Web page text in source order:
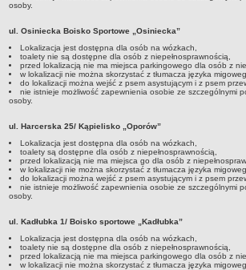
osoby.
ul. Osiniecka Boisko Sportowe „Osiniecka”
Lokalizacja jest dostępna dla osób na wózkach,
toalety nie są dostępne dla osób z niepełnosprawnością,
przed lokalizacją nie ma miejsca parkingowego dla osób z
w lokalizacji nie można skorzystać z tłumacza języka
do lokalizacji można wejść z psem asystującym i z psem
nie istnieje możliwość zapewnienia osobie ze szczególnymi
osoby.
ul. Harcerska 25/ Kąpielisko „Oporów”
Lokalizacja jest dostępna dla osób na wózkach,
toalety są dostępne dla osób z niepełnosprawnością,
przed lokalizacją nie ma miejsca go dla osób z
w lokalizacji nie można skorzystać z tłumacza języka
do lokalizacji można wejść z psem asystującym i z psem
nie istnieje możliwość zapewnienia osobie ze szczególnymi
osoby.
ul. Kadłubka 1/ Boisko sportowe „Kadłubka”
Lokalizacja jest dostępna dla osób na wózkach,
toalety nie są dostępne dla osób z niepełnosprawnością,
przed lokalizacją nie ma miejsca parkingowego dla osób z
w lokalizacji nie można skorzystać z tłumacza języka